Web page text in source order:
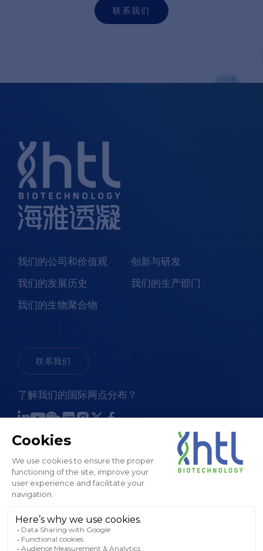
联系我们
我们的公司和价值观
我们的发展历史
我们的生物聚合物
创新与研发
我们的生产部门
联系我们
了解我们的国际网点分布？
销售条款和条件
法律通知和 GTC
隐私政策
Cookies 政策